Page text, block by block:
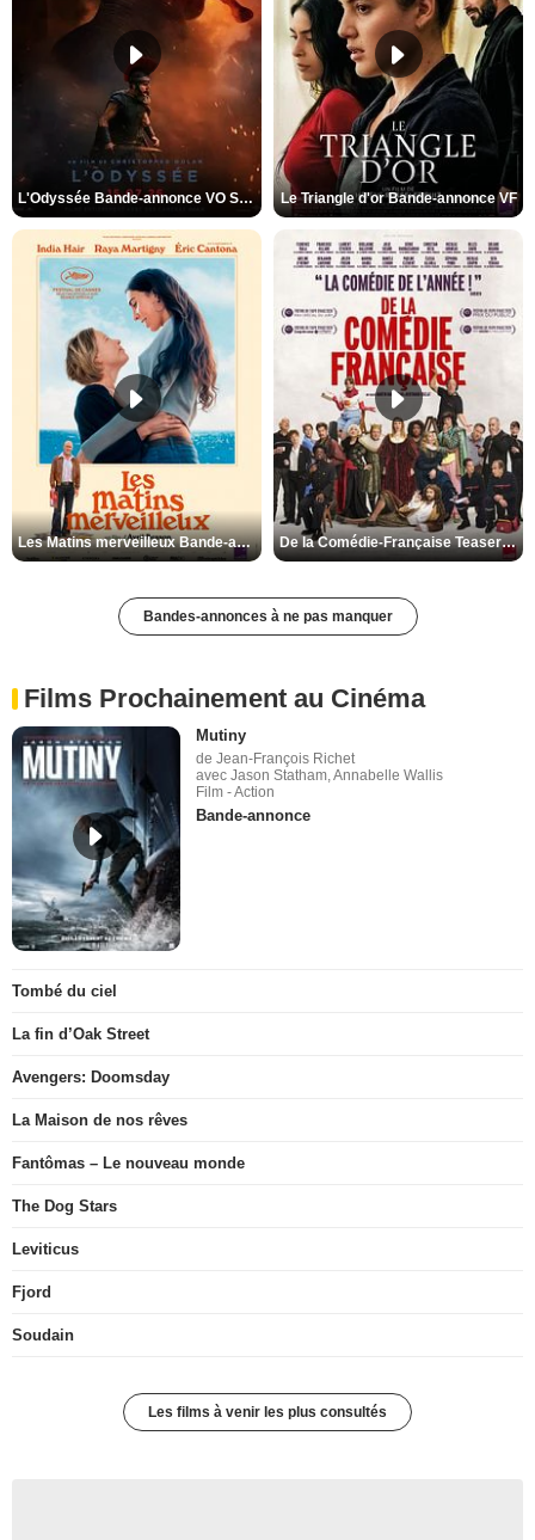
L'Odyssée Bande-annonce VO STFR Le Triangle d'or Bande-annonce VF
Les Matins merveilleux Bande-annonce VF De la Comédie-Française Teaser VF
Bandes-annonces à ne pas manquer
Films Prochainement au Cinéma
Mutiny
de Jean-François Richet
avec Jason Statham, Annabelle Wallis
Film - Action
Bande-annonce
Tombé du ciel
La fin d’Oak Street
Avengers: Doomsday
La Maison de nos rêves
Fantômas – Le nouveau monde
The Dog Stars
Leviticus
Fjord
Soudain
Les films à venir les plus consultés